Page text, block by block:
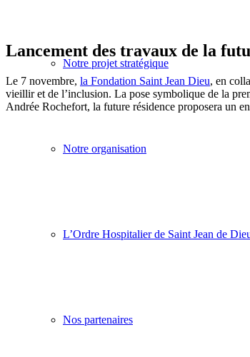
Notre projet stratégique
Notre organisation
L’Ordre Hospitalier de Saint Jean de
Nos partenaires
Lancement des travaux de la
Le 7 novembre, la Fondation Saint Jean Dieu, en
vieillir et de l’inclusion. La pose symbolique de la
Andrée Rochefort, la future résidence proposera un